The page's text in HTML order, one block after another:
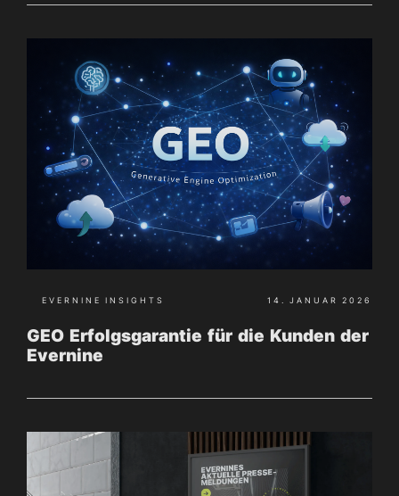
GEO Erfolgsgarantie für die Kunden der
Evernine
EVERNINE INSIGHTS 14. JANUAR 2026